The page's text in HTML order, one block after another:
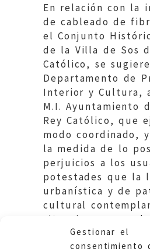
Gestionar el
consentimiento
En relación con la
de cableado de
el Conjunto
de la Villa de Sos
Católico, se
Departamento de
Interior y Cultura,
M.I. Ayuntamiento
Rey Católico, que
modo coordinado,
la medida de lo
perjuicios a los
potestades que la
urbanística y de
cultural
situaciones como
en esta resolución.